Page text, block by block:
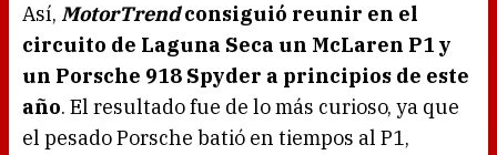
Así, MotorTrendconsiguió reunir en el
circuito de Laguna Seca un McLaren P1 y
un Porsche 918 Spyder a principios de este
año. El resultado fue de lo más curioso, ya que
el pesado Porsche batió en tiempos al P1,